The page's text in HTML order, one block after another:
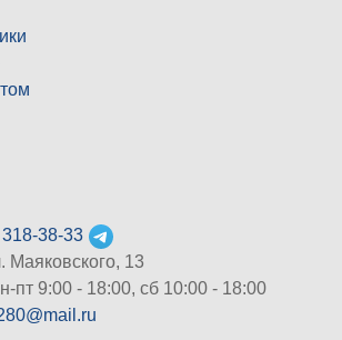
38-33
Маяковского, 13
пт 9:00 - 18:00, сб 10:00 - 18:00